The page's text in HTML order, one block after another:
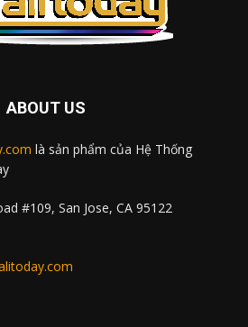
ABOUT US
là sản phẩm của Hệ Thống
#109, San Jose, CA 95122